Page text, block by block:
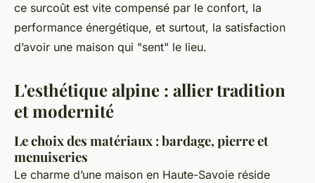
ce surcoût est vite compensé par le confort, la
performance énergétique, et surtout, la satisfaction
d’avoir une maison qui "sent" le lieu.
L'esthétique alpine : allier tradition
et modernité
Le choix des matériaux : bardage, pierre et
menuiseries
Le charme d’une maison en Haute-Savoie réside